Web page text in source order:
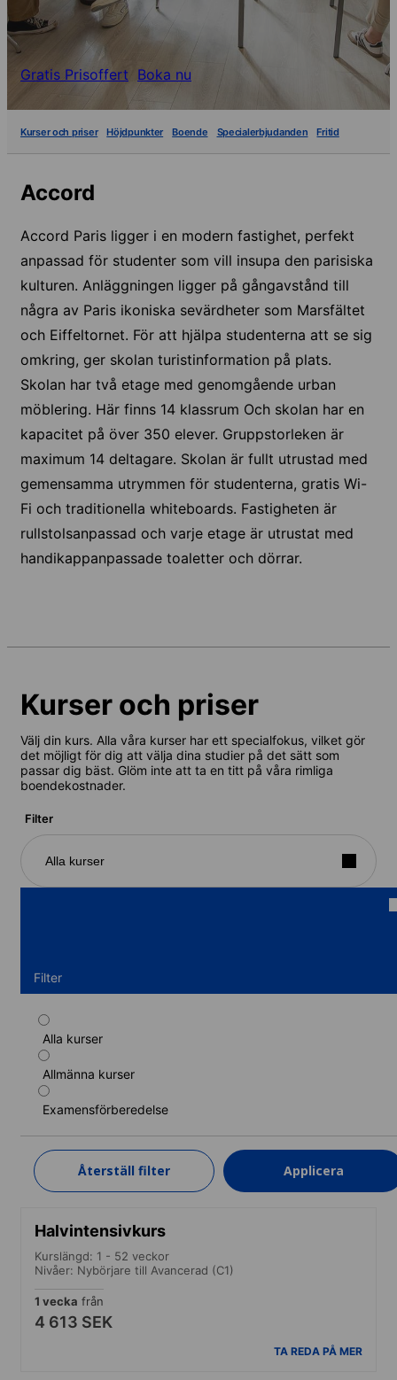
Gratis Prisoffert Boka nu
Kurser och priser Höjdpunkter Boende Specialerbjudanden Fritid
Accord
Accord Paris ligger i en modern fastighet, perfekt
anpassad för studenter som vill insupa den parisiska
kulturen. Anläggningen ligger på gångavstånd till
några av Paris ikoniska sevärdheter som Marsfältet
och Eiffeltornet. För att hjälpa studenterna att se sig
omkring, ger skolan turistinformation på plats.
Skolan har två etage med genomgående urban
möblering. Här finns 14 klassrum Och skolan har en
kapacitet på över 350 elever. Gruppstorleken är
maximum 14 deltagare. Skolan är fullt utrustad med
gemensamma utrymmen för studenterna, gratis Wi-
Fi och traditionella whiteboards. Fastigheten är
rullstolsanpassad och varje etage är utrustat med
handikappanpassade toaletter och dörrar.
Kurser och priser
Välj din kurs. Alla våra kurser har ett specialfokus, vilket gör
det möjligt för dig att välja dina studier på det sätt som
passar dig bäst. Glöm inte att ta en titt på våra rimliga
boendekostnader.
Filter
Alla kurser
Filter
Alla kurser
Allmänna kurser
Examensförberedelse
Återställ filter Applicera
Standardkurs
Kurslängd: 1 - 52 veckor
Nivåer: Nybörjare till Avancerad (C1)
TA REDA PÅ MER
Halvintensivkurs
Kurslängd: 1 - 52 veckor
Nivåer: Nybörjare till Avancerad (C1)
1 vecka från
4 613 SEK
TA REDA PÅ MER